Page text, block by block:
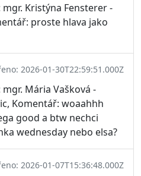
Kristýna Fensterer -
proste hlava jako
2026-01-30T22:59:51.000Z
Mária Vašková -
Komentář: woaahhh
good a btw nechci
wednesday nebo elsa?
2026-01-07T15:36:48.000Z